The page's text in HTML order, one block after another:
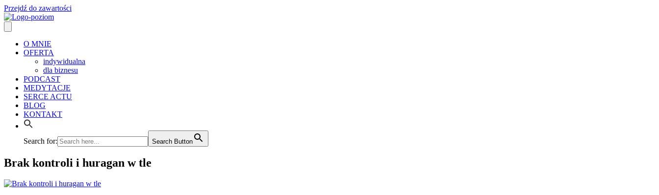
Przejdź do zawartości
O MNIE
OFERTA
indywidualna
dla biznesu
PODCAST
MEDYTACJE
SERCE ACTU
BLOG
KONTAKT
Search for: Search Button
Brak kontroli i huragan w tle